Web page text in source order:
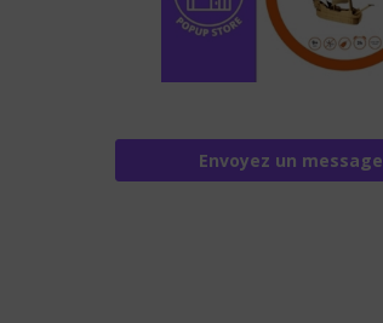
Envoyez un message